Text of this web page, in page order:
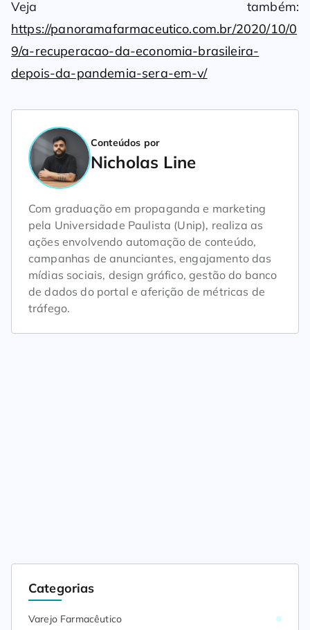
Veja também:
https://panoramafarmaceutico.com.br/2020/10/0
9/a-recuperacao-da-economia-brasileira-
depois-da-pandemia-sera-em-v/
Conteúdos por
Nicholas Line
Com graduação em propaganda e marketing
pela Universidade Paulista (Unip), realiza as
ações envolvendo automação de conteúdo,
campanhas de anunciantes, engajamento das
mídias sociais, design gráfico, gestão do banco
de dados do portal e aferição de métricas de
tráfego.
Categorias
Varejo Farmacêutico